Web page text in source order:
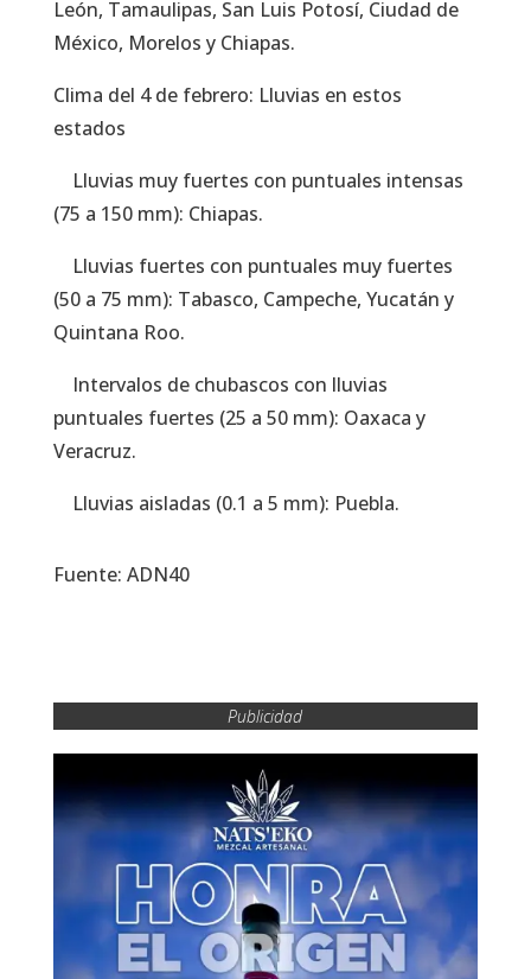
León, Tamaulipas, San Luis Potosí, Ciudad de
México, Morelos y Chiapas.
Clima del 4 de febrero: Lluvias en estos
estados
Lluvias muy fuertes con puntuales intensas
(75 a 150 mm): Chiapas.
Lluvias fuertes con puntuales muy fuertes
(50 a 75 mm): Tabasco, Campeche, Yucatán y
Quintana Roo.
Intervalos de chubascos con lluvias
puntuales fuertes (25 a 50 mm): Oaxaca y
Veracruz.
Lluvias aisladas (0.1 a 5 mm): Puebla.
Fuente: ADN40
Publicidad